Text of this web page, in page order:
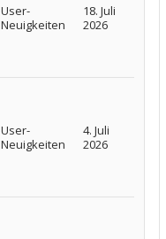
User-
Neuigkeiten
18. Juli
2026
User-
Neuigkeiten
4. Juli
2026